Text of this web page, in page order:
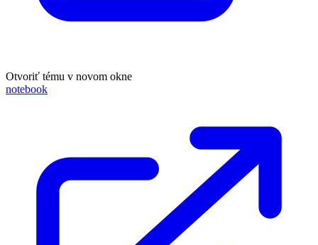
Otvoriť tému v novom okne
notebook